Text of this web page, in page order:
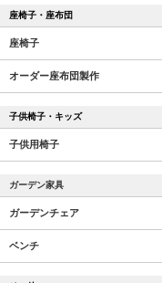
座椅子・座布団
座椅子
オーダー座布団製作
子供椅子・キッズ
子供用椅子
ガーデン家具
ガーデンチェア
ベンチ